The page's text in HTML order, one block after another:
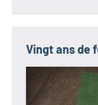
Vingt ans de